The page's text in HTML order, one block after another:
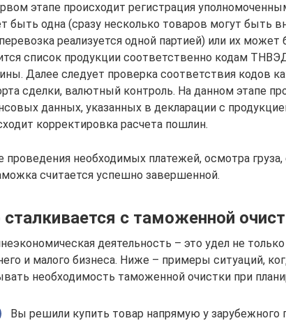
этапе происходит регистрация
быть одна (сразу несколько товаров могут быть
реализуется одной партией) или их
список продукции соответственно кодам
Далее следует проверка соответствия кодов
сделки, валютный контроль. На данном этапе
данных, указанных в декларации с
корректировка расчета пошлин.
проведения необходимых платежей, осмотра груза,
считается успешно завершенной.
сталкивается с таможенной
деятельность – это удел не
и малого бизнеса. Ниже – примеры ситуаций,
необходимость таможенной очистки при
Вы решили купить товар напрямую у зарубежного